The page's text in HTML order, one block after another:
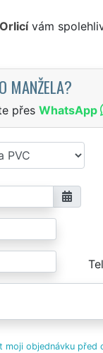
vám
MANŽELA?
přes WhatsApp
moji objednávku před